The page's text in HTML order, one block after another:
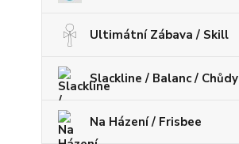
Ultimátní Zábava / Skill
Slackline / Balanc / Chůdy
Na Házení / Frisbee